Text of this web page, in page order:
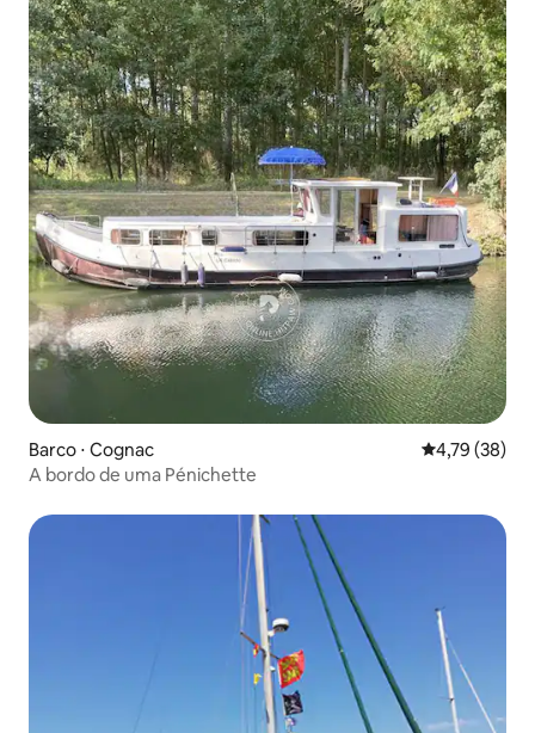
Barco ⋅ Cognac 4,79 de uma
4,79 (38)
A bordo de uma Pénichette